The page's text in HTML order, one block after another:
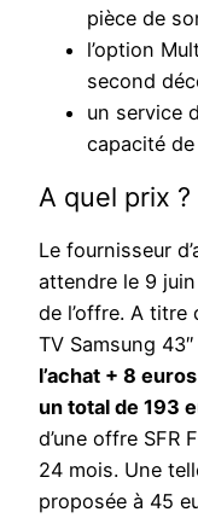
pièce de
l’option
second
un service
capacité
A quel prix ?
Le fournisseur
attendre le 9
de l’offre. A titre
TV Samsung
l’achat + 8
un total de 193
d’une offre SFR
24 mois. Une
proposée à 45